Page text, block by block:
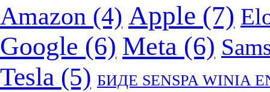
Amazon (4) Apple (7)
Google (6) Meta (6)
Tesla (5) БИДЕ SENSPA WINIA